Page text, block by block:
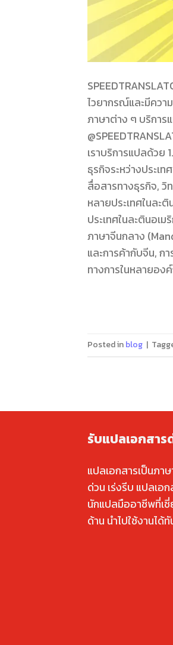
ไวยากรณ์และมีควา
ภาษาต่าง ๆ บริการ
เราบริการแปลด้วย
ธุรกิจระหว่างประเท
สื่อสารทางธุรกิจ, วิ
หลายประเทศในละ
ประเทศในละตินอเ
ภาษาจีนกลาง
และการค้ากับจีน, ก
ทางการในหลายอง
Posted inblog |
รับแปลเอกสาร
แปลเอกสารเป็นภา
ด่วน เร่งรีบ แปลเอก
นักแปลมืออาชีพที่เ
ด้าน นำไปใช้งานได้